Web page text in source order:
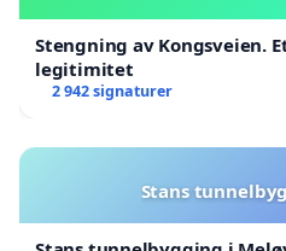
Stengning av Kongsveien.
legitimitet
2 942 signaturer
Stans